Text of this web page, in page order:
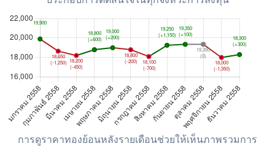
การดูราคาทองย้อนหลังรายเดือนช่วยให้เห็นภาพรวมการ